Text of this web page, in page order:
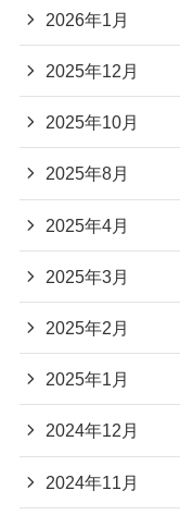
2026年1月
2025年12月
2025年10月
2025年8月
2025年4月
2025年3月
2025年2月
2025年1月
2024年12月
2024年11月